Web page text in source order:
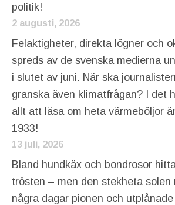
politik!
2 augusti, 2026
Felaktigheter, direkta lögner och
spreds av de svenska medierna
i slutet av juni. När ska
granska även klimatfrågan? I det
allt att läsa om heta värmeböljor
1933!
13 juli, 2026
Bland hundkäx och bondrosor
trösten – men den stekheta solen
några dagar pionen och